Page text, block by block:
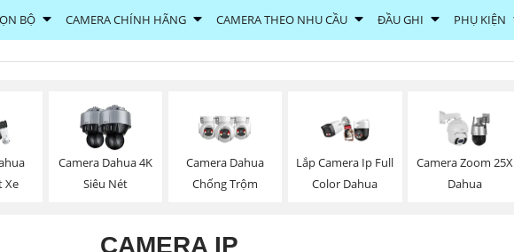
BỘ CAMERA CHÍNH HÃNG CAMERA THEO NHU CẦU ĐẦU GHI PHỤ KIỆN
Xe
Camera Dahua 4K
Siêu Nét
Camera Dahua
Chống Trộm
Lắp Camera Ip Full
Color Dahua
Camera Zoom 25X
Dahua
CAMERA IP